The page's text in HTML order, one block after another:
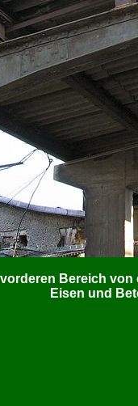
Bereich
Eisen und